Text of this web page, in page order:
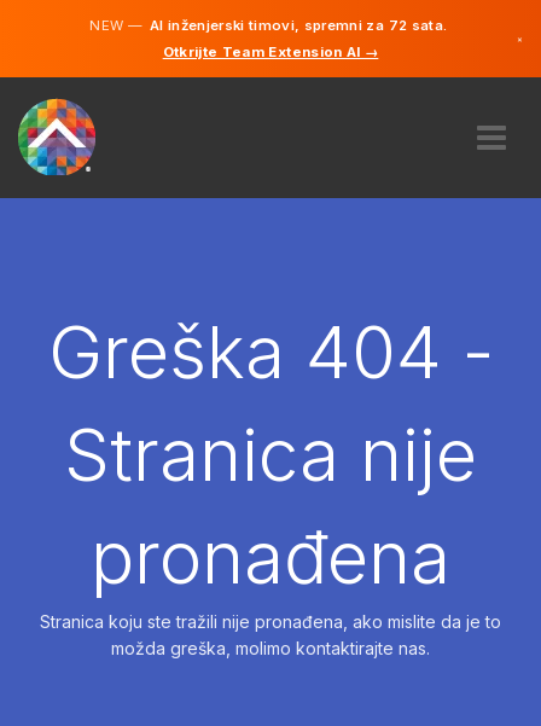
NEW —AI inženjerski timovi, spremni za 72 sata.
Otkrijte Team Extension AI →
×
NAJAMGreška 404 -
Stranica nije
pronađena
Stranica koju ste tražili nije pronađena, ako mislite da je to
možda greška, molimo kontaktirajte nas.